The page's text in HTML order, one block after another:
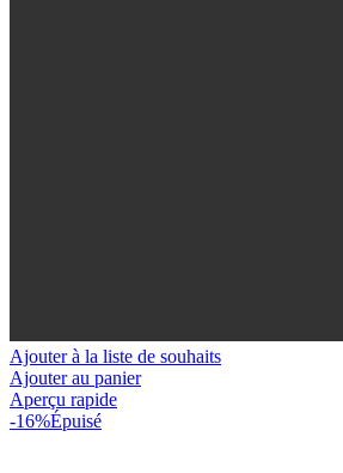
Ajouter à la liste de souhaits
Ajouter au panier
Aperçu rapide
-16%Épuisé